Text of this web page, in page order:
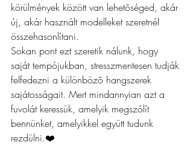
körülmények között van lehetõséged, akár
új, akár használt modelleket szeretnél
összehasonlítani.
Sokan pont ezt szeretik nálunk, hogy
saját tempójukban, stresszmentesen tudják
felfedezni a különbözõ hangszerek
sajátosságait. Mert mindannyian azt a
fuvolát keressük, amelyik megszólít
bennünket, amelyikkel együtt tudunk
rezdülni.❤️